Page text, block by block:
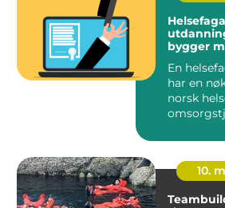
utdanning
bygger
En
har en
norsk
jobber ...
10.